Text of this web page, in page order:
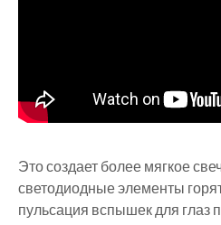
Это создает более мягкое
светодиодные элементы
пульсация вспышек для глаз